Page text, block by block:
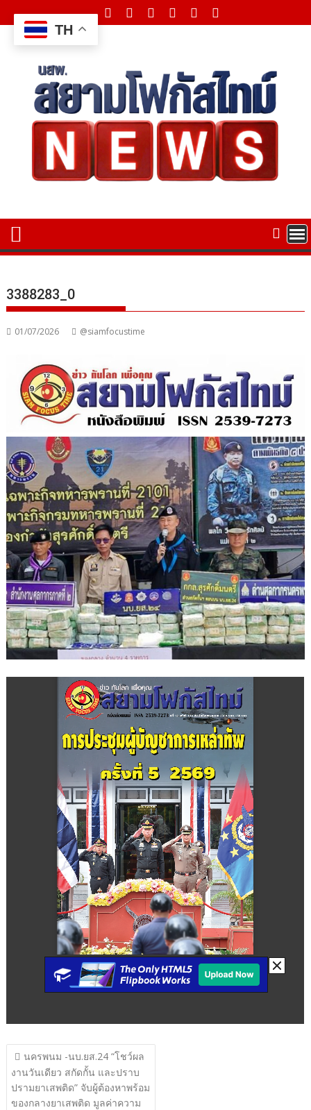
to
content
3388283_0
01/07/2026 @siamfocustime
แนะแนว
เรื่อง
นครพนม -นบ.ยส.24 “โชว์ผล
งานวันเดียว สกัดกั้น และปราบ
ปรามยาเสพติด” จับผู้ต้องหาพร้อม
ของกลางยาเสพติด มูลค่าความ
TH